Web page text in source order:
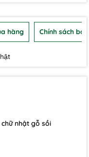
hàng Chính sách
nhật gỗ sồi